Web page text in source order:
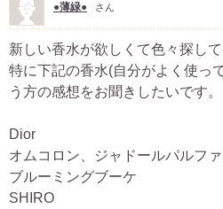
●薄緑● さん
新しい香水が欲しくて色々探して
特に下記の香水(自分がよく使っ
う方の感想をお聞きしたいです。
Dior
オムコロン、ジャドールパルフ
ブルーミングブーケ
SHIRO